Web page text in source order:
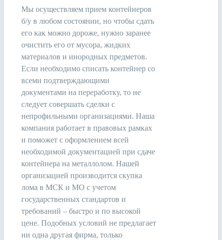
Мы осуществляем прием контейнеров
б/у в любом состоянии, но чтобы сдать
его как можно дороже, нужно заранее
очистить его от мусора, жидких
материалов и инородных предметов.
Если необходимо списать контейнер со
всеми подтверждающими
документами на переработку, то не
следует совершать сделки с
непрофильными организациями. Наша
компания работает в правовых рамках
и поможет с оформлением всей
необходимой документацией при сдаче
контейнера на металлолом. Нашей
организацией производится скупка
лома в МСК и МО с учетом
государственных стандартов и
требований – быстро и по высокой
цене. Подобных условий не предлагает
ни одна другая фирма, только